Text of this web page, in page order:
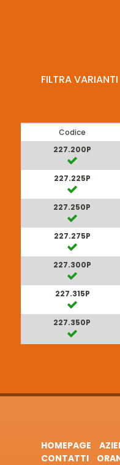
FILTRA VARIANTI
Codice
227.200P
227.225P
227.250P
227.275P
227.300P
227.315P
227.350P
HOMEPAGE
CONTATTI